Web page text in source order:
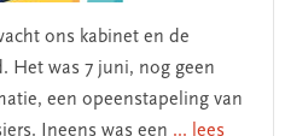
ons kabinet en de
Het was 7 juni, nog geen
een opeenstapeling van
Ineens was een ... lees